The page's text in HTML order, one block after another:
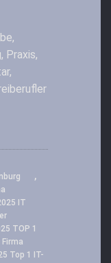
Praxis,
,
IT
TOP 1
Top 1 IT-